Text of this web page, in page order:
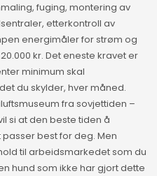
fuging, montering av
etterkontroll av
energimåler for strøm og
kr. Det eneste kravet er
minimum skal
du skylder, hver måned.
fra sovjettiden –
si at den beste tiden å
best for deg. Men
til arbeidsmarkedet som du
hund som ikke har gjort dette